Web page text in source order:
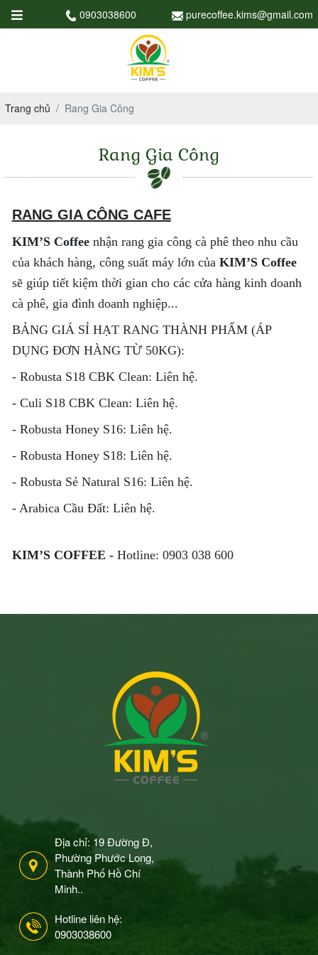
0903038600 purecoffee.kims@gmail.com
Trang chủ Rang Gia Công
Rang Gia Công
RANG GIA CÔNG CAFE
KIM’S Coffeenhận rang gia công cà phê theo nhu cầu
của khách hàng, công suất máy lớn của KIM’S Coffee
sẽ giúp tiết kiệm thời gian cho các cửa hàng kinh doanh
cà phê, gia đình doanh nghiệp...
BẢNG GIÁ SỈ HẠT RANG THÀNH PHẨM (ÁP
DỤNG ĐƠN HÀNG TỪ 50KG):
- Robusta S18 CBK Clean: Liên hệ.
- Culi S18 CBK Clean: Liên hệ.
- Robusta Honey S16: Liên hệ.
- Robusta Honey S18: Liên hệ.
- Robusta Sẻ Natural S16: Liên hệ.
- Arabica Cầu Đất: Liên hệ.
KIM’S COFFEE - Hotline: 0903 038 600
Địa chỉ: 19 Đường Đ,
Phường Phước Long,
Thành Phố Hồ Chí
Minh..
Hotline liên hệ:
0903038600